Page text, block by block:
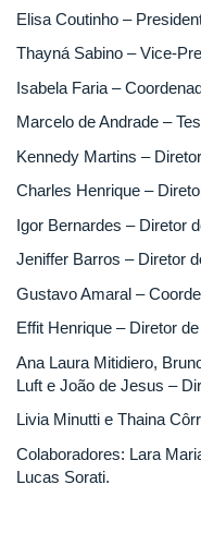
Elisa Coutinho –
Thayná Sabino – Vice-
Isabela Faria –
Marcelo de Andrade –
Kennedy Martins –
Charles Henrique –
Igor Bernardes – Diretor
Jeniffer Barros – Diretor
Gustavo Amaral –
Effit Henrique – Diretor
Ana Laura Mitidiero,
Luft e João de Jesus –
Livia Minutti e Thaina
Colaboradores: Lara
Lucas Sorati.